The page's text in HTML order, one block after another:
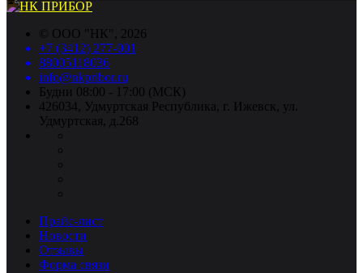
© ООО "НК", 2026
+7 (3412) 277-001
88005118036
info@nkpribor.ru
Будни 08:00 - 17:00 (МСК)
426034, Удмуртская Республика, г. Ижевск, ул.
Удмуртская, д.268
Прайс-лист
Новости
Отзывы
Форма связи